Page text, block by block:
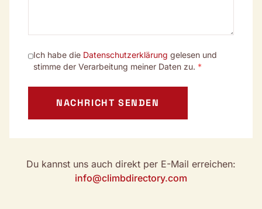
Ich habe die Datenschutzerklärunggelesen und
stimme der Verarbeitung meiner Daten zu. *
NACHRICHT SENDEN
Du kannst uns auch direkt per E-Mail erreichen:
info@climbdirectory.com